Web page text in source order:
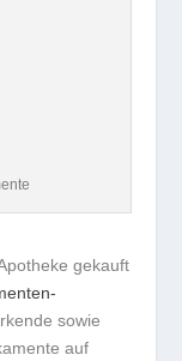
gekauft
sowie
auf